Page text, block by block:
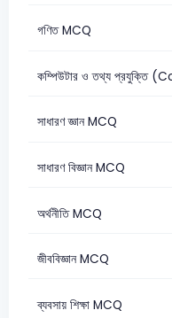
গণিত MCQ
কম্পিউটার ও তথ্য প্রযুক্তি
সাধারণ জ্ঞান MCQ
সাধারণ বিজ্ঞান MCQ
অর্থনীতি MCQ
জীববিজ্ঞান MCQ
ব্যবসায় শিক্ষা MCQ